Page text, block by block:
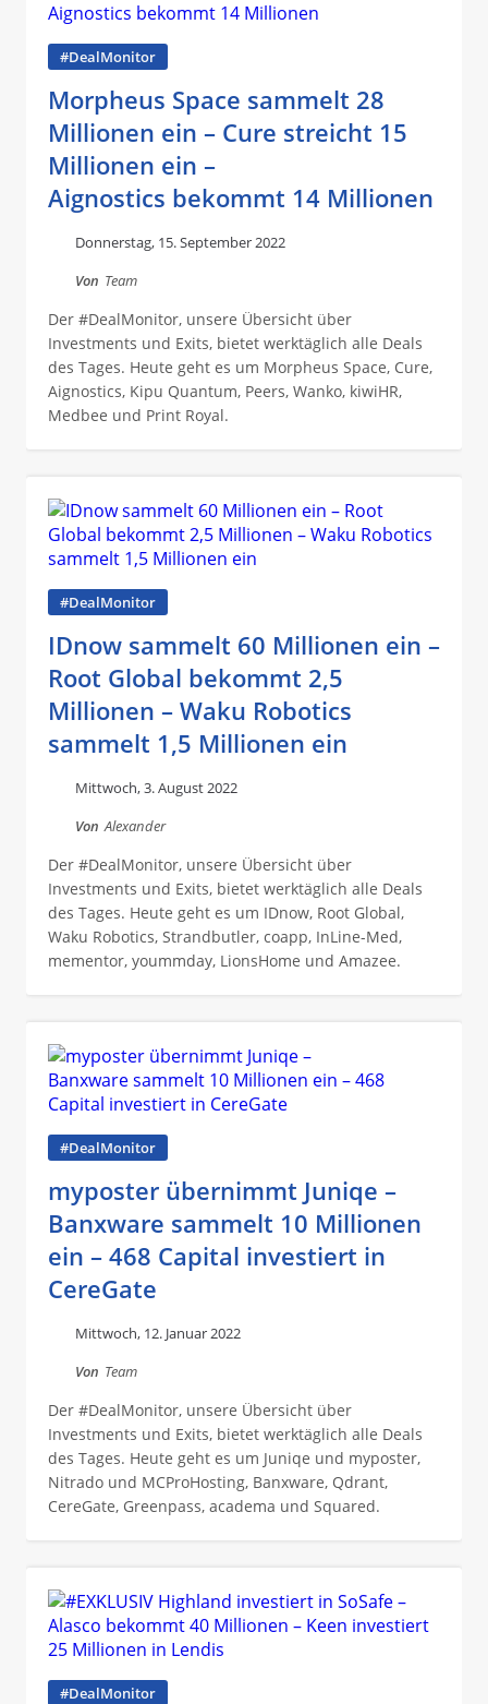
#DealMonitor
Morpheus Space sammelt 28
Millionen ein – Cure streicht 15
Millionen ein –
Aignostics bekommt 14 Millionen
Donnerstag, 15. September 2022
Von Team
Der #DealMonitor, unsere Übersicht über
Investments und Exits, bietet werktäglich alle Deals
des Tages. Heute geht es um Morpheus Space, Cure,
Aignostics, Kipu Quantum, Peers, Wanko, kiwiHR,
Medbee und Print Royal.
#DealMonitor
IDnow sammelt 60 Millionen ein –
Root Global bekommt 2,5
Millionen – Waku Robotics
sammelt 1,5 Millionen ein
Mittwoch, 3. August 2022
Von Alexander
Der #DealMonitor, unsere Übersicht über
Investments und Exits, bietet werktäglich alle Deals
des Tages. Heute geht es um IDnow, Root Global,
Waku Robotics, Strandbutler, coapp, InLine-Med,
mementor, yoummday, LionsHome und Amazee.
#DealMonitor
myposter übernimmt Juniqe –
Banxware sammelt 10 Millionen
ein – 468 Capital investiert in
CereGate
Mittwoch, 12. Januar 2022
Von Team
Der #DealMonitor, unsere Übersicht über
Investments und Exits, bietet werktäglich alle Deals
des Tages. Heute geht es um Juniqe und myposter,
Nitrado und MCProHosting, Banxware, Qdrant,
CereGate, Greenpass, academa und Squared.
#DealMonitor